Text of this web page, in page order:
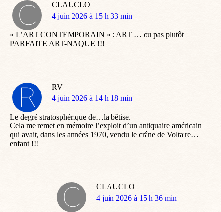
CLAUCLO
dit
4 juin 2026 à 15 h 33 min
« L’ART CONTEMPORAIN » : ART … ou pas plutôt
PARFAITE ART-NAQUE !!!
RV
dit
4 juin 2026 à 14 h 18 min
Le degré stratosphérique de…la bêtise.
Cela me remet en mémoire l’exploit d’un antiquaire américain
qui avait, dans les années 1970, vendu le crâne de Voltaire…
enfant !!!
CLAUCLO
dit
4 juin 2026 à 15 h 36 min